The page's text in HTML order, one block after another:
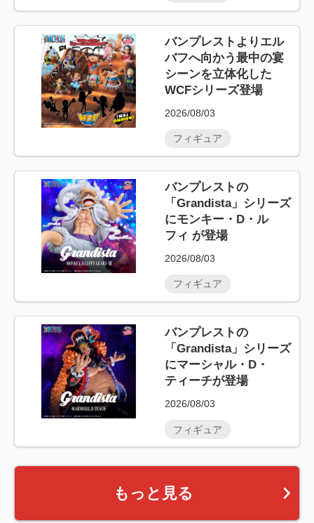
バンプレストよりエル
バフへ向かう最中の宴
シーンを立体化した
WCFシリーズ登場
2026/08/03
フィギュア
バンプレストの
「Grandista」シリーズ
にモンキー・D・ル
フィ が登場
2026/08/03
フィギュア
バンプレストの
「Grandista」シリーズ
にマーシャル・D・
ティーチが登場
2026/08/03
フィギュア
もっと見る